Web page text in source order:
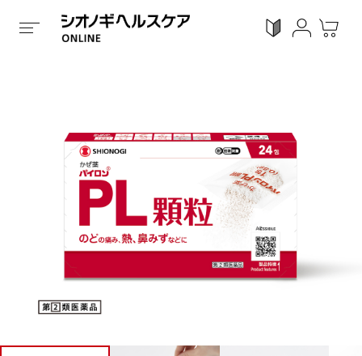
会員登録
感染対策 Proシリーズ スキンケア
カテゴリーで探す
ホーム / 全ての商品 / くすり 第 2 類医薬品 / 顆粒タイ